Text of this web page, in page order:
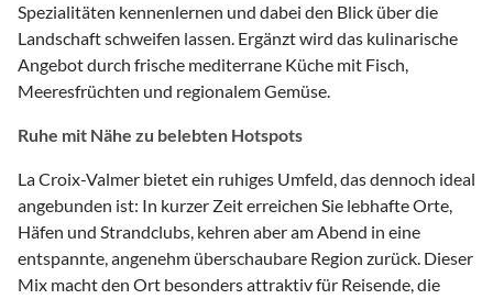
Spezialitäten kennenlernen und dabei den Blick über die
Landschaft schweifen lassen. Ergänzt wird das kulinarische
Angebot durch frische mediterrane Küche mit Fisch,
Meeresfrüchten und regionalem Gemüse.
Ruhe mit Nähe zu belebten Hotspots
La Croix-Valmer bietet ein ruhiges Umfeld, das dennoch ideal
angebunden ist: In kurzer Zeit erreichen Sie lebhafte Orte,
Häfen und Strandclubs, kehren aber am Abend in eine
entspannte, angenehm überschaubare Region zurück. Dieser
Mix macht den Ort besonders attraktiv für Reisende, die